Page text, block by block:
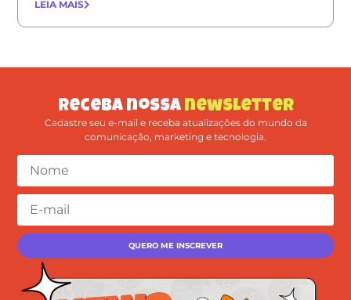
LEIA MAIS
Receba nossa newsletter
Cadastre seu e-mail e receba atualizações do mundo da
comunicação, marketing e tecnologia.